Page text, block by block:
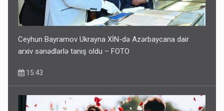
Ceyhun Bayramov Ukrayna XİN-də Azərbaycana dair
arxiv sənədlərlə tanış oldu – FOTO
15:43